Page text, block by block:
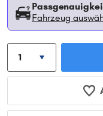
Fahrzeug